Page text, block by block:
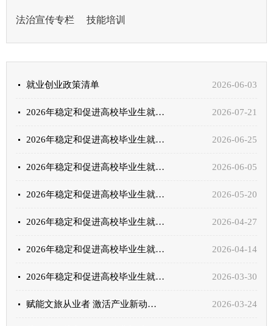
法治宣传专栏 技能培训
就业创业政策清单 2026-06-03
2026年稳定和促进高校毕业生就业创业系列政策（第七期） 2026-07-21
2026年稳定和促进高校毕业生就业创业系列政策（第六期） 2026-06-25
2026年稳定和促进高校毕业生就业创业系列政策（第五期） 2026-06-05
2026年稳定和促进高校毕业生就业创业系列政策（第四期） 2026-05-20
2026年稳定和促进高校毕业生就业创业系列政策（第三期） 2026-04-27
2026年稳定和促进高校毕业生就业创业系列政策（第二期） 2026-04-14
2026年稳定和促进高校毕业生就业创业系列政策（第一期） 2026-03-30
赋能文旅从业者 激活产业新动能——嘉峪关市文旅行业从业人员创业创新训练营正式开营 2026-03-24